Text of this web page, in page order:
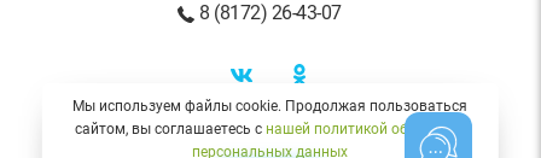
8 (8172) 26-43-07
SEO продвижение сайта- Альтера
Мы используем файлы cookie. Продолжая пользоваться
сайтом, вы соглашаетесь с нашей политикой обработки
персональных данных